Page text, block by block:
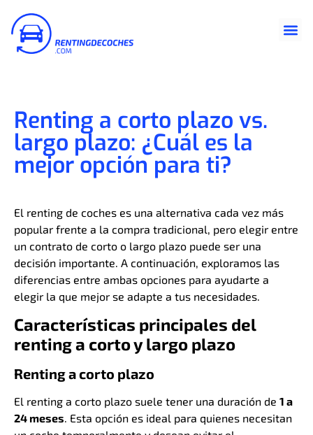
Renting a corto plazo vs.
largo plazo: ¿Cuál es la
mejor opción para ti?
El renting de coches es una alternativa cada vez más
popular frente a la compra tradicional, pero elegir entre
un contrato de corto o largo plazo puede ser una
decisión importante. A continuación, exploramos las
diferencias entre ambas opciones para ayudarte a
elegir la que mejor se adapte a tus necesidades.
Características principales del
renting a corto y largo plazo
Renting a corto plazo
El renting a corto plazo suele tener una duración de 1 a
24 meses. Esta opción es ideal para quienes necesitan